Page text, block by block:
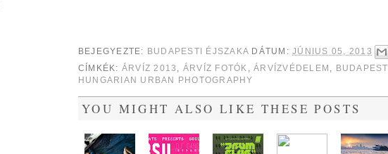
BEJEGYEZTE: BUDAPESTI ÉJSZAKA DÁTUM:JÚNIUS 05, 2013
CÍMKÉK: ÁRVÍZ 2013 ÁRVÍZ FOTÓK ,ÁRVÍZVÉDELEM BUDAPEST
HUNGARIAN URBAN PHOTOGRAPHY
YOU MIGHT ALSO LIKE THESE POSTS